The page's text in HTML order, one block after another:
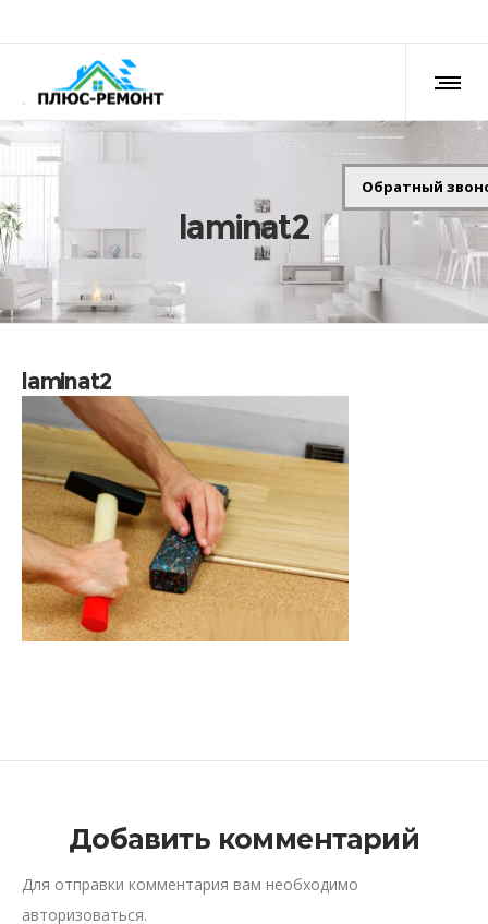
laminat2
laminat2
Добавить комментарий
Для отправки комментария вам необходимо
авторизоваться.
Обратный